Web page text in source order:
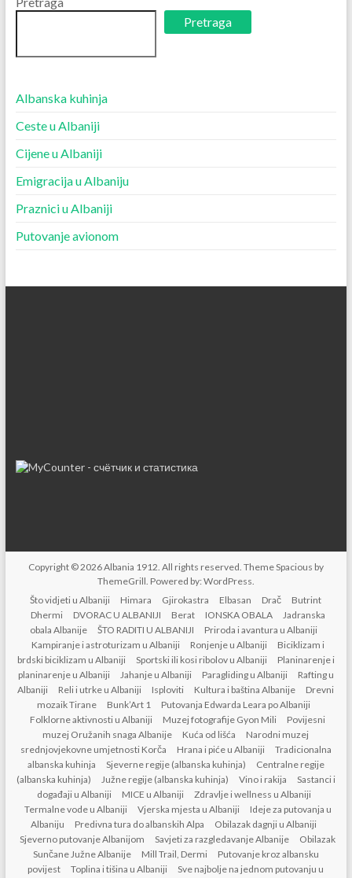
Pretraga
Albanska kuhinja
Ceste u Albaniji
Cijene u Albaniji
Emigracija u Albaniju
Praznici u Albaniji
Putovanje avionom
Copyright © 2026Albania 1912 . All rights reserved. ThemeSpacious by
ThemeGrill. Powered by: WordPress
Što vidjeti u Albaniji
Himara Gjirokastra Elbasan Drač
Butrint
Dhermi
DVORAC U ALBANIJI Berat IONSKA OBALA
Jadranska
obala Albanije
ŠTO RADITI U ALBANIJI
Priroda i avantura u Albaniji
Kampiranje i astroturizam u Albaniji
Ronjenje u Albaniji
Biciklizam i
brdski biciklizam u Albaniji
Sportski ili kosi ribolov u Albaniji
Planinarenje i
planinarenje u Albaniji
Jahanje u Albaniji Paragliding u Albaniji
Rafting u
Albaniji
Reli i utrke u Albaniji Isploviti Kultura i baština Albanije
Drevni
mozaik Tirane
Bunk’Art 1
Putovanja Edwarda Leara po Albaniji
Folklorne aktivnosti u Albaniji
Muzej fotografije Gyon Mili
Povijesni
muzej Oružanih snaga Albanije
Kuća od lišća
Narodni muzej
srednjovjekovne umjetnosti Korča
Hrana i piće u Albaniji
Tradicionalna
albanska kuhinja
Sjeverne regije (albanska kuhinja)
Centralne regije
(albanska kuhinja)
Južne regije (albanska kuhinja) Vino i rakija
Sastanci i
događaji u Albaniji
MICE u Albaniji
Zdravlje i wellness u Albaniji
Termalne vode u Albaniji
Vjerska mjesta u Albaniji
Ideje za putovanja u
Albaniju
Predivna tura do albanskih Alpa
Obilazak dagnji u Albaniji
Sjeverno putovanje Albanijom
Savjeti za razgledavanje Albanije
Obilazak
Sunčane Južne Albanije
Mill Trail, Dermi
Putovanje kroz albansku
povijest
Toplina i tišina u Albaniji
Sve najbolje na jednom putovanju u